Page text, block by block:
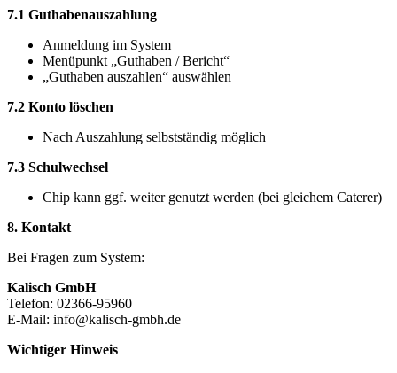
7.1 Guthabenauszahlung
Anmeldung im System
Menüpunkt „Guthaben / Bericht“
„Guthaben auszahlen“ auswählen
7.2 Konto löschen
Nach Auszahlung selbstständig möglich
7.3 Schulwechsel
Chip kann ggf. weiter genutzt werden (bei gleichem Caterer)
8. Kontakt
Bei Fragen zum System:
Kalisch GmbH
Telefon: 02366-95960
E-Mail: info@kalisch-gmbh.de
Wichtiger Hinweis